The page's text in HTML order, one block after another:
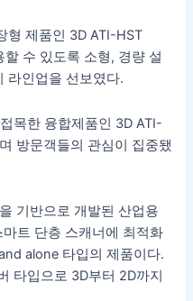
형 제품인 3D ATI-HST
수 있도록 소형, 경량 설
라인업을 선보였다.
목한 융합제품인 3D ATI-
방문객들의 관심이 집중됐
기반으로 개발된 산업용
마트 단층 스캐너에 최적화
alone 타입의 제품이다.
타입으로 3D부터 2D까지